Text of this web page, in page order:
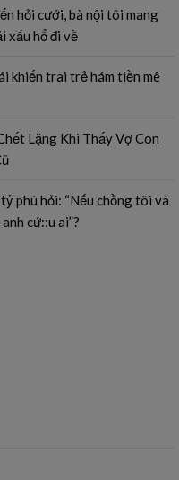
hỏi cưới, bà nội tôi mang
xấu hổ đi về
khiến trai trẻ hám tiền mê
Lặng Khi Thấy Vợ Con
phú hỏi: “Nếu chồng tôi và
cứ::u ai”?